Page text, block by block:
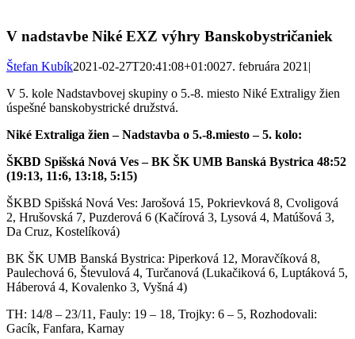
V nadstavbe Niké EXZ výhry Banskobystričaniek
Štefan Kubík2021-02-27T20:41:08+01:0027. februára 2021|
V 5. kole Nadstavbovej skupiny o 5.-8. miesto Niké Extraligy žien
úspešné banskobystrické družstvá.
Niké Extraliga žien – Nadstavba o 5.-8.miesto – 5. kolo:
ŠKBD Spišská Nová Ves – BK ŠK UMB Banská Bystrica 48:52
(19:13, 11:6, 13:18, 5:15)
ŠKBD Spišská Nová Ves: Jarošová 15, Pokrievková 8, Cvoligová
2, Hrušovská 7, Puzderová 6 (Kačírová 3, Lysová 4, Matúšová 3,
Da Cruz, Kostelíková)
BK ŠK UMB Banská Bystrica: Piperková 12, Moravčíková 8,
Paulechová 6, Števulová 4, Turčanová (Lukačiková 6, Luptáková 5,
Háberová 4, Kovalenko 3, Vyšná 4)
TH: 14/8 – 23/11, Fauly: 19 – 18, Trojky: 6 – 5, Rozhodovali:
Gacík, Fanfara, Karnay